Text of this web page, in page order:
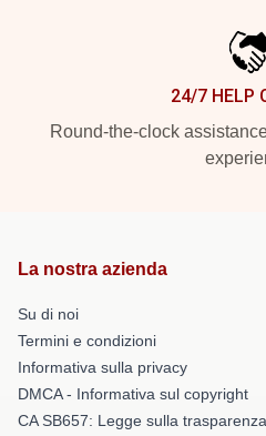
24/7 HELP
Round-the-clock
La nostra azienda
Su di noi
Termini e condizioni
Informativa sulla privacy
DMCA - Informativa sul copyright
CA SB657: Legge sulla